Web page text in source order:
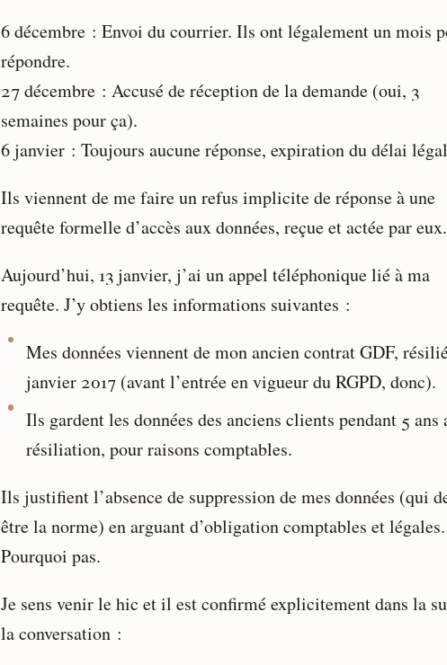
6 décembre : Envoi du courrier. Ils ont légalement un mois
répondre.
27 décembre : Accusé de réception de la demande (oui, 3
semaines pour ça).
6 janvier : Toujours aucune réponse, expiration du délai
Ils viennent de me faire un refus implicite de réponse à une
requête formelle d’accès aux données, reçue et actée par
Aujourd’hui, 13 janvier, j’ai un appel téléphonique lié à ma
requête. J’y obtiens les informations suivantes :
Mes données viennent de mon ancien contrat GDF,
janvier 2017 (avant l’entrée en vigueur du RGPD, donc).
Ils gardent les données des anciens clients pendant 5 ans
résiliation, pour raisons comptables.
Ils justifient l’absence de suppression de mes données (qui
être la norme) en arguant d’obligation comptables et légales.
Pourquoi pas.
Je sens venir le hic et il est confirmé explicitement dans la
la conversation :